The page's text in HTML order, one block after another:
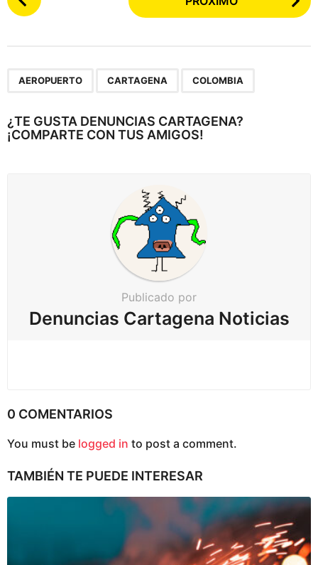
o
p
a
AEROPUERTO CARTAGENA COLOMBIA
¿TE GUSTA DENUNCIAS CARTAGENA?
¡COMPARTE CON TUS AMIGOS!
Publicado por
Denuncias Cartagena Noticias
0 COMENTARIOS
You must be logged in to post a comment.
TAMBIÉN TE PUEDE INTERESAR